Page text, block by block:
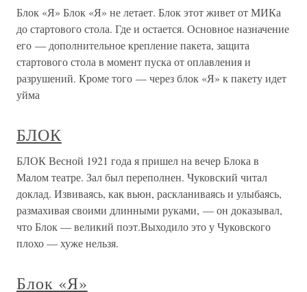
Блок «Я» Блок «Я» не летает. Блок этот живет от МИКа
до стартового стола. Где и остается. Основное назначение
его — дополнительное крепление пакета, защита
стартового стола в момент пуска от оплавления и
разрушений. Кроме того — через блок «Я» к пакету идет
уйма
БЛОК
БЛОК Весной 1921 года я пришел на вечер Блока в
Малом театре. Зал был переполнен. Чуковский читал
доклад. Извиваясь, как вьюн, раскланиваясь и улыбаясь,
размахивая своими длинными руками, — он доказывал,
что Блок — великий поэт.Выходило это у Чуковского
плохо — хуже нельзя.
Блок «Я»